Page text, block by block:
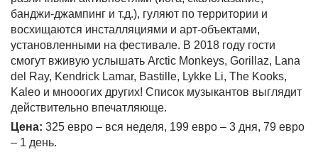
банджи-джампинг и т.д.), гуляют по территории и
восхищаются инсталляциями и арт-объектами,
установленными на фестивале. В 2018 году гости
смогут вживую услышать Arctic Monkeys, Gorillaz, Lana
del Ray, Kendrick Lamar, Bastille, Lykke Li, The Kooks,
Kaleo и мнооогих других! Список музыкантов выглядит
действительно впечатляюще.
Цена: 325 евро – вся неделя, 199 евро – 3 дня, 79 евро
– 1 день.